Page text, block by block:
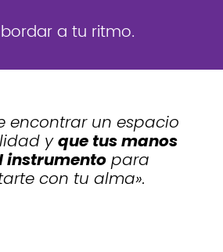
a tu ritmo.
encontrar un espacio
yque tus manos
instrumentopara
con tu alma».